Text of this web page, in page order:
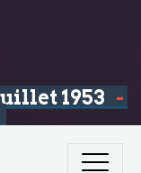
1953 -